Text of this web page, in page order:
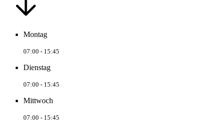
Montag
07:00 - 15:45
Dienstag
07:00 - 15:45
Mittwoch
07:00 - 15:45